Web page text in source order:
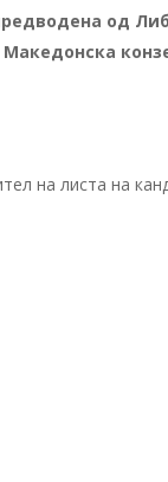
од
на листа на